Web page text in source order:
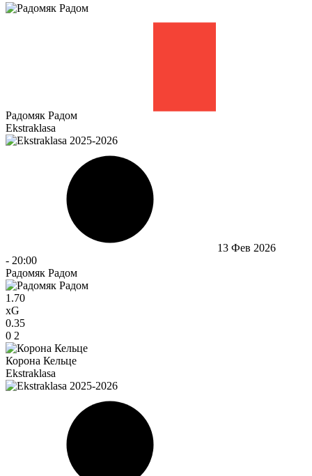
Радомяк Радом
Ekstraklasa
13 Фев 2026
- 20:00
Радомяк Радом
1.70
xG
0.35
0 2
Корона Кельце
Ekstraklasa